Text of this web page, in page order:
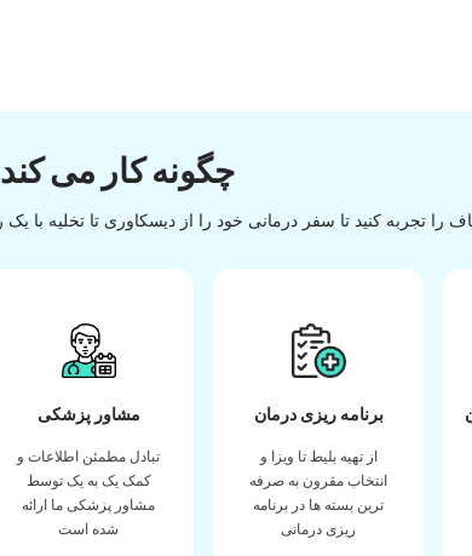
چگونه کار می کند
مشاور پزشکی
تبادل مطمئن اطلاعات و
کمک یک به یک توسط
مشاور پزشکی ما ارائه
شده است
برنامه ریزی درمان
از تهیه بلیط تا ویزا و
انتخاب مقرون به صرفه
ترین بسته ها در برنامه
ریزی درمانی